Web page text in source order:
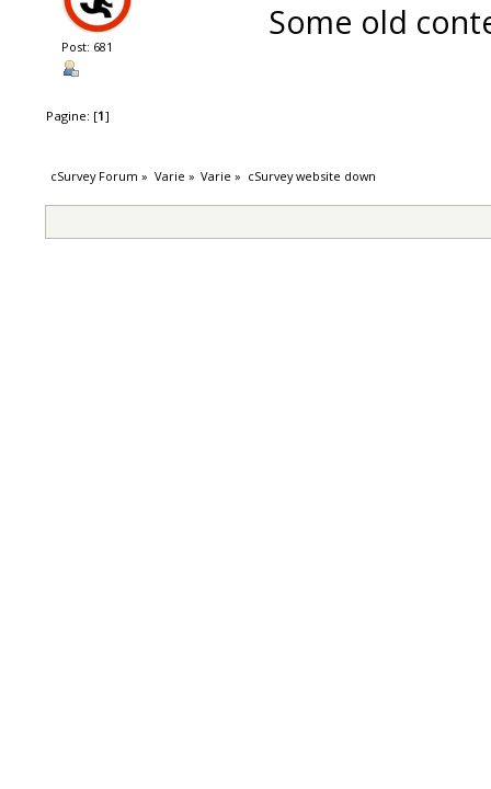
Post: 681
Some old
Pagine: [1]
cSurvey Forum » Varie » Varie » cSurvey website down